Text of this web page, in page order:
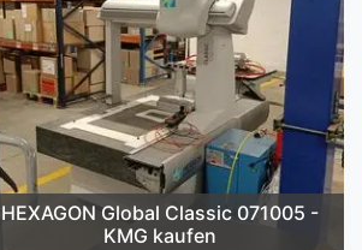
HEXAGON Global Classic 071005 -
KMG kaufen